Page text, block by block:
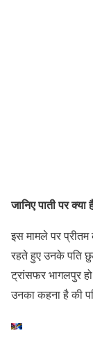
जानिए पाती पर क्या
इस मामले पर
रहते हुए उनके पति
ट्रांसफर भागलपुर
उनका कहना है की